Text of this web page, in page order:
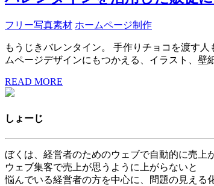
フリー写真素材 ホームページ制作
もうじきバレンタイン。 手作りチョコを渡す
ムページデザインにもつかえる、イラスト、
READ MORE
しょーじ
ぼくは、経営者のためのウェブで自動的に売上
ウェブ集客で売上が思うように上がらないと
悩んでいる経営者の方を中心に、問題の見える